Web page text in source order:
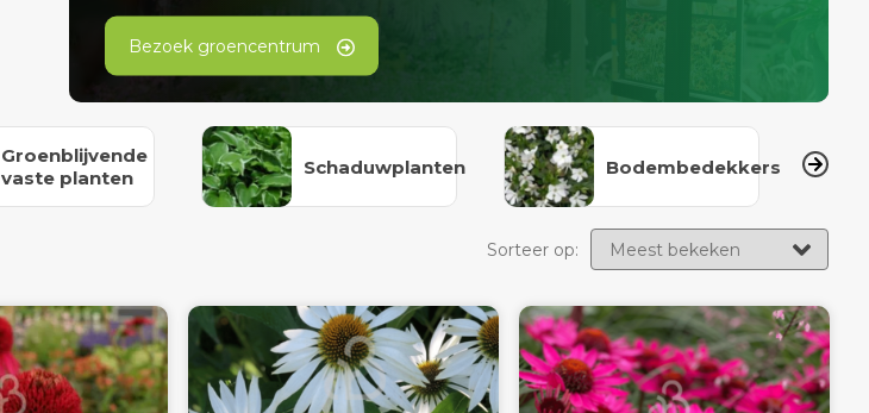
Bezoek groencentrum
Groenblijvende
vaste planten
Schaduwplanten Bodembedekkers
Sorteer op: